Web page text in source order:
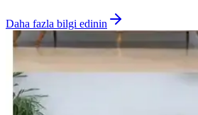
Daha fazla bilgi edinin